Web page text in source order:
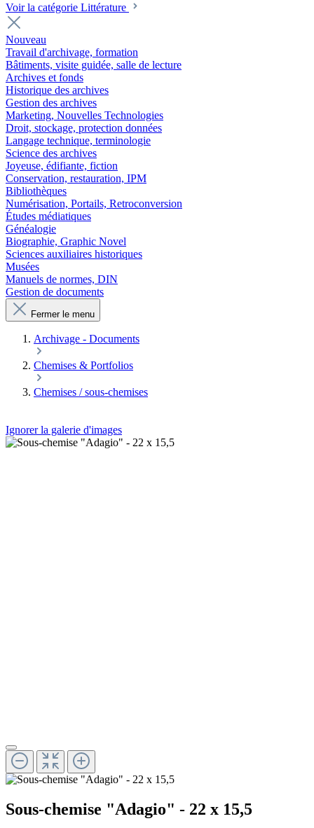
Voir la catégorie Littérature
Nouveau
Travail d'archivage, formation
Bâtiments, visite guidée, salle de lecture
Archives et fonds
Historique des archives
Gestion des archives
Marketing, Nouvelles Technologies
Droit, stockage, protection données
Langage technique, terminologie
Science des archives
Joyeuse, édifiante, fiction
Conservation, restauration, IPM
Bibliothèques
Numérisation, Portails, Retroconversion
Études médiatiques
Généalogie
Biographie, Graphic Novel
Sciences auxiliaires historiques
Musées
Manuels de normes, DIN
Gestion de documents
Fermer le menu
Archivage - Documents
Chemises & Portfolios
Chemises / sous-chemises
Ignorer la galerie d'images
Sous-chemise "Adagio" - 22 x 15,5